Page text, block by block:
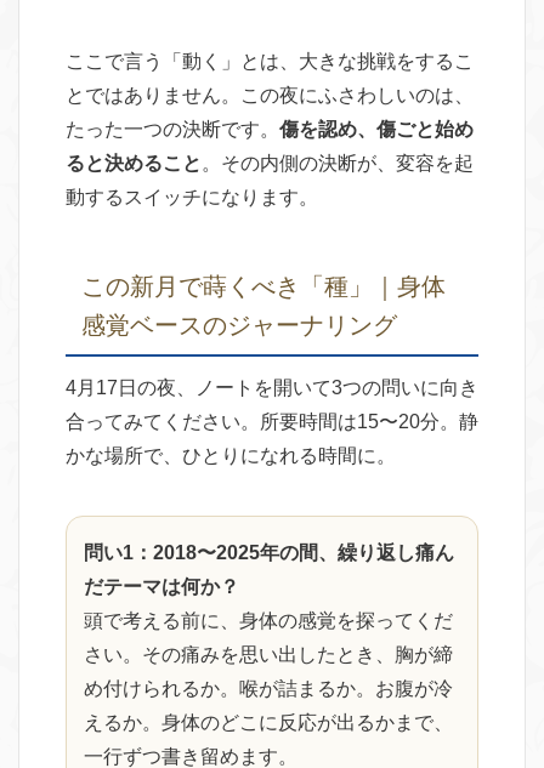
ここで言う「動く」とは、大きな挑戦をするこ
とではありません。この夜にふさわしいのは、
たった一つの決断です。 傷を認め、傷ごと始め
ると決めること 。その内側の決断が、変容を起
動するスイッチになります。
この新月で蒔くべき「種」｜身体
感覚ベースのジャーナリング
4月17日の夜、ノートを開いて3つの問いに向き
合ってみてください。所要時間は15〜20分。静
かな場所で、ひとりになれる時間に。
問い1：2018〜2025年の間、繰り返し痛ん
だテーマは何か？
頭で考える前に、身体の感覚を探ってくだ
さい。その痛みを思い出したとき、胸が締
め付けられるか。喉が詰まるか。お腹が冷
えるか。身体のどこに反応が出るかまで、
一行ずつ書き留めます。